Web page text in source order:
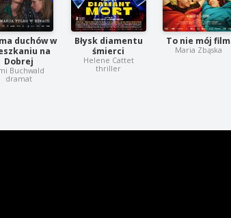
duchów w
na
Dobrej
Buchwald
dramat
Błysk diamentu
śmierci
Helene Cattet
thriller
To nie mój film
Maria Zbąska